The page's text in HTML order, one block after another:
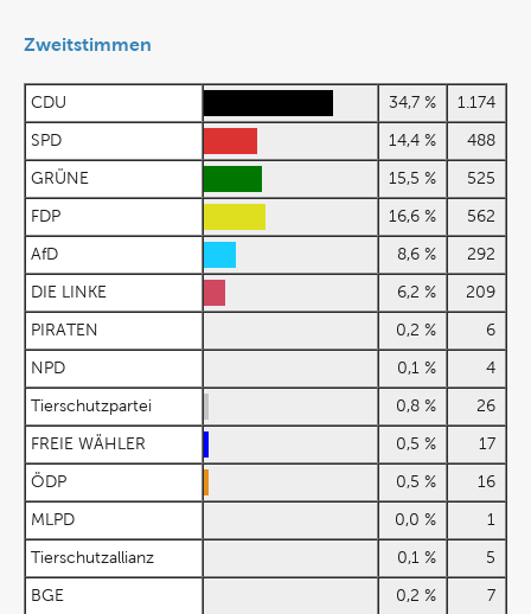
Zweitstimmen
CDU 34,7 % 1.174
SPD 14,4 % 488
GRÜNE 15,5 % 525
FDP 16,6 % 562
AfD 8,6 % 292
DIE LINKE 6,2 % 209
PIRATEN 0,2 % 6
NPD 0,1 % 4
Tierschutzpartei 0,8 % 26
FREIE WÄHLER 0,5 % 17
ÖDP 0,5 % 16
MLPD 0,0 % 1
Tierschutzallianz 0,1 % 5
BGE 0,2 % 7